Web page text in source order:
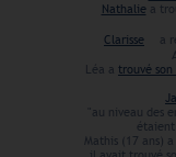
Nathaliea
Clarisse
a
Léa a trouvé son
"au niveau des
étaient
Mathis (17 ans)